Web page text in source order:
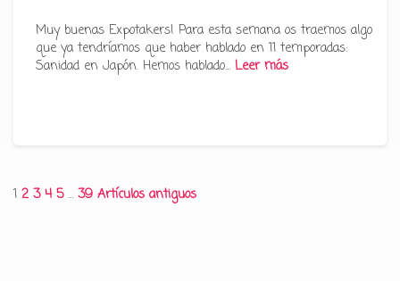
Muy buenas Expotakers! Para esta semana os traemos algo
que ya tendríamos que haber hablado en 11 temporadas:
Sanidad en Japón. Hemos hablado… Leer más
Paginación
1 2 3 4 5 … 39 Artículos antiguos